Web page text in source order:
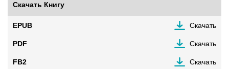
Скачать Книгу
EPUB Скачать
PDF Скачать
FB2 Скачать